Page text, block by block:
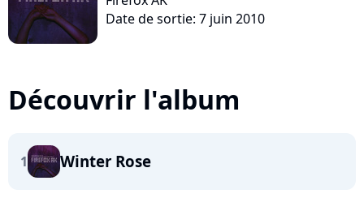
Date de sortie: 7 juin 2010
Découvrir l'album
1 Winter Rose